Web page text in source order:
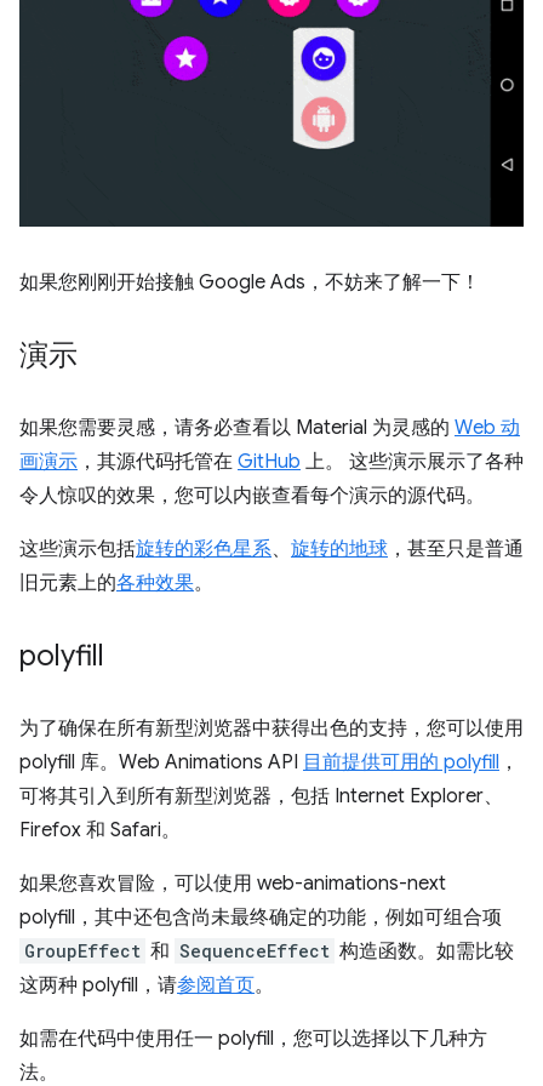
如果您刚刚开始接触 Google Ads，不妨来了解一下！
演示
如果您需要灵感，请务必查看以 Material 为灵感的 Web 动
画演示 ，其源代码托管在 GitHub 上。 这些演示展示了各种
令人惊叹的效果，您可以内嵌查看每个演示的源代码。
这些演示包括旋转的彩色星系、 旋转的地球 ，甚至只是普通
旧元素上的各种效果。
polyfill
为了确保在所有新型浏览器中获得出色的支持，您可以使用
polyfill 库。Web Animations API 目前提供可用的 polyfill ，
可将其引入到所有新型浏览器，包括 Internet Explorer、
Firefox 和 Safari。
如果您喜欢冒险，可以使用 web-animations-next
polyfill，其中还包含尚未最终确定的功能，例如可组合项
GroupEffect 和 SequenceEffect 构造函数。如需比较
这两种 polyfill，请参阅首页。
如需在代码中使用任一 polyfill，您可以选择以下几种方
法。